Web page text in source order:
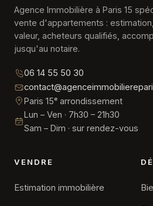
Agence Immobilière à Paris 15
vente d'appartements :
valeur, acheteurs qualifiés,
jusqu'au notaire.
06 14 55 50 30
Paris 15ᵉ arrondissement
Lun – Ven · 7h30 – 21h30
Sam – Dim · sur rendez-vous
VENDRE
Estimation immobilière